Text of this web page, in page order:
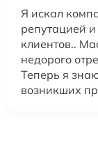
Я искал
репутацией
клиентов..
недорого
Теперь я
возникших